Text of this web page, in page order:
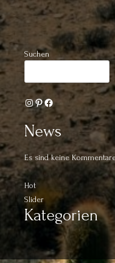
Suchen
Instagram
Pinterest
Facebook
News
Es sind keine
Hot
Slider
Kategorien